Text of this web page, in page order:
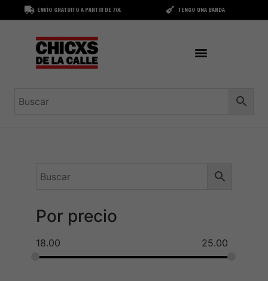
ENVÍO GRATUITO A PARTIR DE 70€ TENGO UNA BANDA
Por precio
18.00 25.00